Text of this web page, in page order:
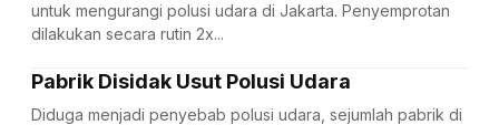
untuk mengurangi polusi udara di Jakarta. Penyemprotan
dilakukan secara rutin 2x...
Pabrik Disidak Usut Polusi Udara
Diduga menjadi penyebab polusi udara, sejumlah pabrik di